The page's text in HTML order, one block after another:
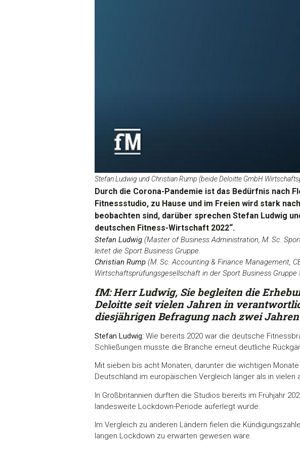
Stefan Ludwig und Christian Rump (beide Deloitte GmbH
Durch die Corona-Pandemie ist das Bedürfnis nach
Fitnessstudio, zu Hause und im Freien wird stark
beobachten sind, darüber sprechen Stefan Ludwig
deutschen Fitness-Wirtschaft 2022“.
Stefan Ludwig (Master of Business Administration, M. Sc.
leitet die Sport Business Gruppe.
Christian Rump (M. Sc. Accounting & Finance Management,
Wirtschaftsprüfungsgesellschaft in der Sport Business Gruppe
fM: Herr Ludwig, Sie begleiten die
Deloitte seit vielen Jahren in
diesjährigen Befragung nach zwei Jahren
Stefan Ludwig: Wie bereits 2020 war die deutsche
Schließungen musste die Branche erneut deutliche
Mit sieben bis acht Monaten, darunter die wichtigen
Deutschland im europäischen Vergleich länger als in vielen
In Großbritannien durften die Studios bereits im Frühjahr
landesweite Lockdown-Periode auferlegt wurde.
Im Vergleich zu anderen Ländern fielen die
langen Lockdown zu erwarten gewesen wäre.